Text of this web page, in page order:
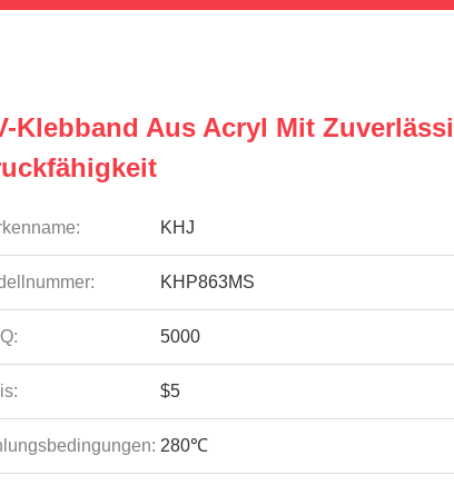
Klebband Aus Acryl Mit
KHJ
KHP863MS
5000
$5
280℃